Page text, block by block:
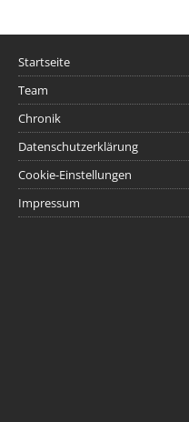
Startseite
Team
Chronik
Datenschutzerklärung
Cookie-Einstellungen
Impressum